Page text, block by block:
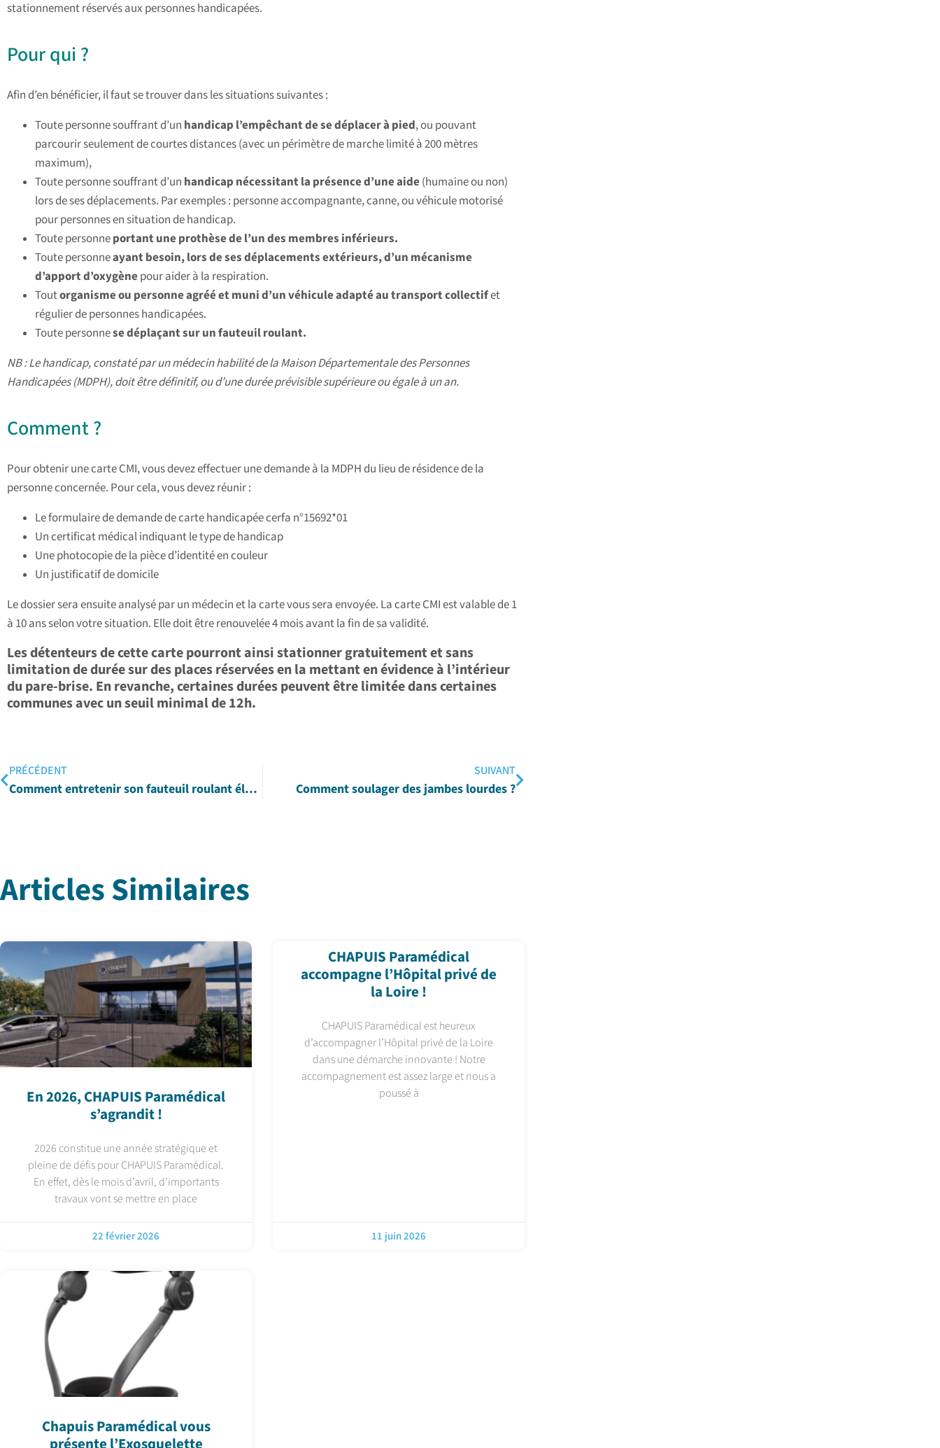
stationnement réservés aux personnes handicapées.
Pour qui ?
Afin d’en bénéficier, il faut se trouver dans les situations suivantes :
Toute personne souffrant d’un handicap l’empêchant de se déplacer à pied, ou pouvant
parcourir seulement de courtes distances (avec un périmètre de marche limité à 200 mètres
maximum),
Toute personne souffrant d’un handicap nécessitant la présence d’une aide(humaine ou non)
lors de ses déplacements. Par exemples : personne accompagnante, canne, ou véhicule motorisé
pour personnes en situation de handicap.
Toute personneportant une prothèse de l’un des membres inférieurs.
Toute personneayant besoin, lors de ses déplacements extérieurs, d’un mécanisme
d’apport d’oxygènepour aider à la respiration.
Toutorganisme ou personne agréé et muni d’un véhicule adapté au transport collectifet
régulier de personnes handicapées.
Toute personnese déplaçant sur un fauteuil roulant.
NB : Le handicap, constaté par un médecin habilité de la Maison Départementale des Personnes
Handicapées (MDPH), doit être définitif, ou d’une durée prévisible supérieure ou égale à un an.
Comment ?
Pour obtenir une carte CMI, vous devez effectuer une demande à la MDPH du lieu de résidence de la
personne concernée. Pour cela, vous devez réunir :
Le formulaire de demande de carte handicapée cerfa n°15692*01
Un certificat médical indiquant le type de handicap
Une photocopie de la pièce d’identité en couleur
Un justificatif de domicile
Le dossier sera ensuite analysé par un médecin et la carte vous sera envoyée. La carte CMI est valable de 1
à 10 ans selon votre situation. Elle doit être renouvelée 4 mois avant la fin de sa validité.
Les détenteurs de cette carte pourront ainsi stationner gratuitement et sans
limitation de durée sur des places réservées en la mettant en évidence à l’intérieur
du pare-brise. En revanche, certaines durées peuvent être limitée dans certaines
communes avec un seuil minimal de 12h.
PRÉCÉDENT
Comment entretenir son fauteuil roulant électrique ?
SUIVANT
Comment soulager des jambes lourdes ?
Articles Similaires
En 2026, CHAPUIS Paramédical
s’agrandit !
2026 constitue une année stratégique et
pleine de défis pour CHAPUIS Paramédical.
En effet, dès le mois d’avril, d’importants
travaux vont se mettre en place
22 février 2026
CHAPUIS Paramédical
accompagne l’Hôpital privé de
la Loire !
CHAPUIS Paramédical est heureux
d’accompagner l’Hôpital privé de la Loire
dans une démarche innovante ! Notre
accompagnement est assez large et nous a
poussé à
11 juin 2026
Chapuis Paramédical vous